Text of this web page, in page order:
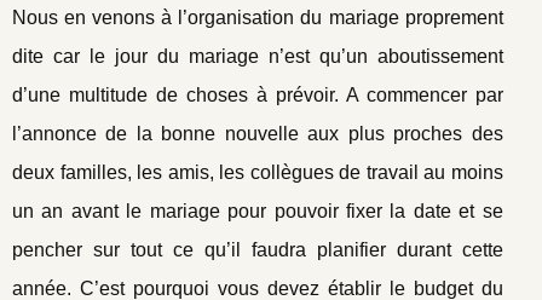
Nous en venons à l’organisation du mariage proprement
dite car le jour du mariage n’est qu’un aboutissement
d’une multitude de choses à prévoir. A commencer par
l’annonce de la bonne nouvelle aux plus proches des
deux familles, les amis, les collègues de travail au moins
un an avant le mariage pour pouvoir fixer la date et se
pencher sur tout ce qu’il faudra planifier durant cette
année. C’est pourquoi vous devez établir le budget du